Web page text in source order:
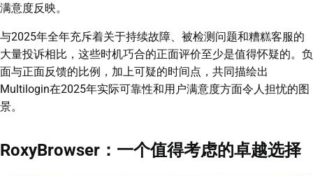
满意度反映。
与2025年全年充斥着关于持续故障、被检测问题和糟糕客服的
大量投诉相比，这些时机巧合的正面评价至少是值得怀疑的。负
面与正面反馈的比例，加上可疑的时间点，共同描绘出
Multilogin在2025年实际可靠性和用户满意度方面令人担忧的图
景。
RoxyBrowser：一个值得考虑的卓越选择